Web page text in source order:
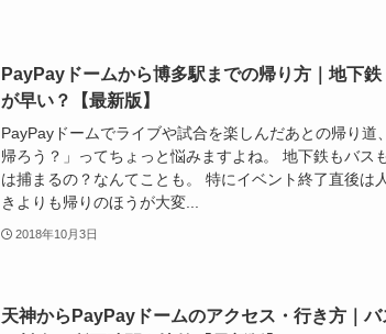
PayPayドームから博多駅までの帰り方｜地下
が早い？【最新版】
PayPayドームでライブや試合を楽しんだあとの帰り道
帰ろう？」ってちょっと悩みますよね。 地下鉄もバス
は捕まるの？なんてことも。 特にイベント終了直後は
きよりも帰りのほうが大変...
2018年10月3日
天神からPayPayドームのアクセス・行き方｜